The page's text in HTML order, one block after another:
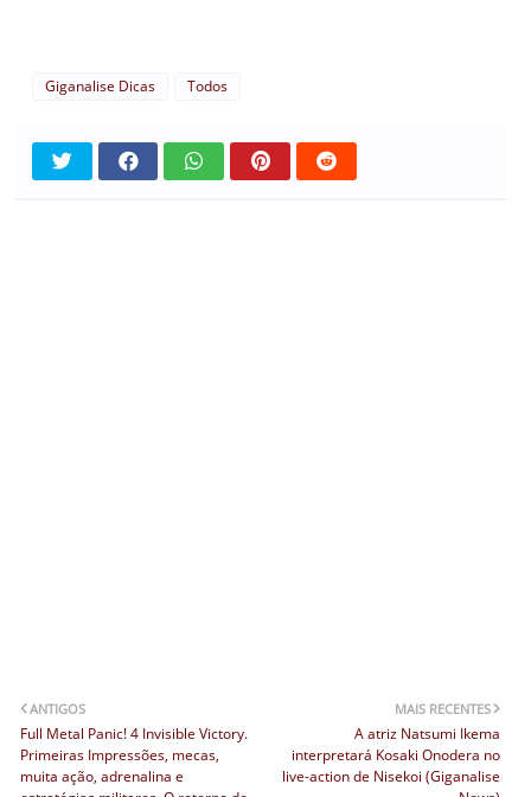
Giganalise Dicas Todos
MAIS RECENTES
A atriz Natsumi Ikema
interpretará Kosaki Onodera no
live-action de Nisekoi (Giganalise
ANTIGOS
Full Metal Panic! 4 Invisible Victory.
Primeiras Impressões, mecas,
muita ação, adrenalina e